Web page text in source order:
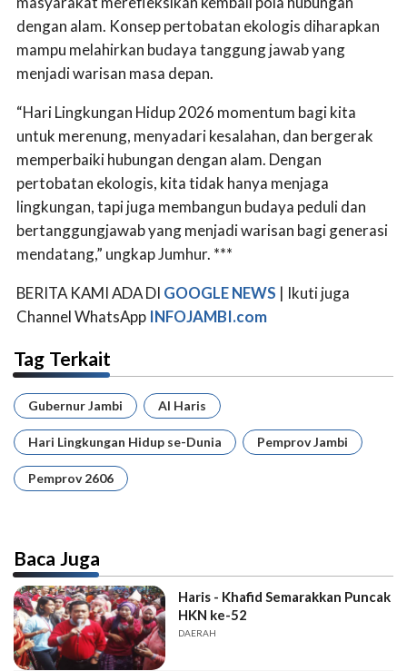
dengan alam. Konsep pertobatan ekologis diharapkan
mampu melahirkan budaya tanggung jawab yang
menjadi warisan masa depan.
“Hari Lingkungan Hidup 2026 momentum bagi kita
untuk merenung, menyadari kesalahan, dan bergerak
memperbaiki hubungan dengan alam. Dengan
pertobatan ekologis, kita tidak hanya menjaga
lingkungan, tapi juga membangun budaya peduli dan
bertanggungjawab yang menjadi warisan bagi generasi
mendatang,” ungkap Jumhur. ***
BERITA KAMI ADA DI GOOGLE NEWS | Ikuti juga
Channel WhatsApp INFOJAMBI.com
Tag Terkait
Gubernur Jambi Al Haris
Hari Lingkungan Hidup se-Dunia Pemprov Jambi
Pemprov 2606
Baca Juga
Haris - Khafid Semarakkan Puncak
HKN ke-52
DAERAH